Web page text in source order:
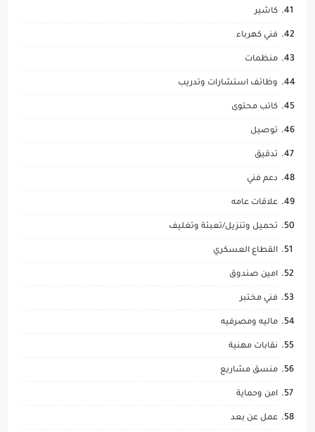
كاشير
فني كهرباء
منظمات
وظائف استشارات وتدريب
كاتب محتوى
توصيل
تدقيق
دعم فني
علاقات عامه
تحميل وتنزيل/تعبئة وتغليف
القطاع العسكري
امين صندوق
فني مختبر
ماليه ومصرفيه
نقابات مهنية
منسق مشاريع
امن وحماية
عمل عن بعد